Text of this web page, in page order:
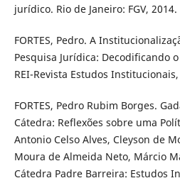
jurídico. Rio de Janeiro: FGV, 2014.
FORTES, Pedro. A
Pesquisa Jurídica: Decodificando
REI-Revista Estudos
FORTES, Pedro Rubim Borges.
Cátedra: Reflexões sobre uma
Antonio Celso Alves, Cleyson de
Moura de Almeida Neto, Márcio
Cátedra Padre Barreira: Estudos